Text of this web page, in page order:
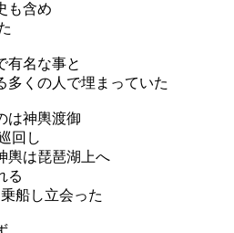
も含め
有名な事と
多くの人で埋まっていた
は神輿渡御
回し
輿は琵琶湖上へ
る
船し立会った